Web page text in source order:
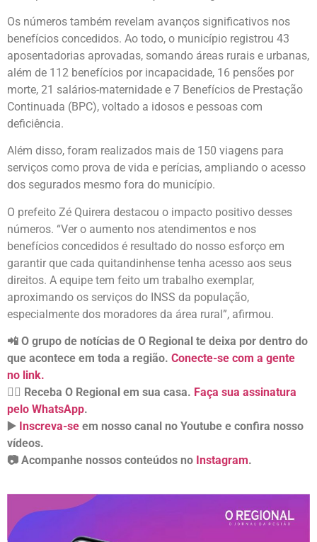
Os números também revelam avanços significativos nos
benefícios concedidos. Ao todo, o município registrou 43
aposentadorias aprovadas, somando áreas rurais e urbanas,
além de 112 benefícios por incapacidade, 16 pensões por
morte, 21 salários-maternidade e 7 Benefícios de Prestação
Continuada (BPC), voltado a idosos e pessoas com
deficiência.
Além disso, foram realizados mais de 150 viagens para
serviços como prova de vida e perícias, ampliando o acesso
dos segurados mesmo fora do município.
O prefeito Zé Quirera destacou o impacto positivo desses
números. “Ver o aumento nos atendimentos e nos
benefícios concedidos é resultado do nosso esforço em
garantir que cada quitandinhense tenha acesso aos seus
direitos. A equipe tem feito um trabalho exemplar,
aproximando os serviços do INSS da população,
especialmente dos moradores da área rural”, afirmou.
📲 O grupo de notícias de O Regional te deixa por dentro do
que acontece em toda a região. Conecte-se com a gente
no link.
👉🏻 Receba O Regional em sua casa. Faça sua assinatura
pelo WhatsApp.
▶️ Inscreva-se em nosso canal no Youtube e confira nosso
vídeos.
📷 Acompanhe nossos conteúdos no Instagram.